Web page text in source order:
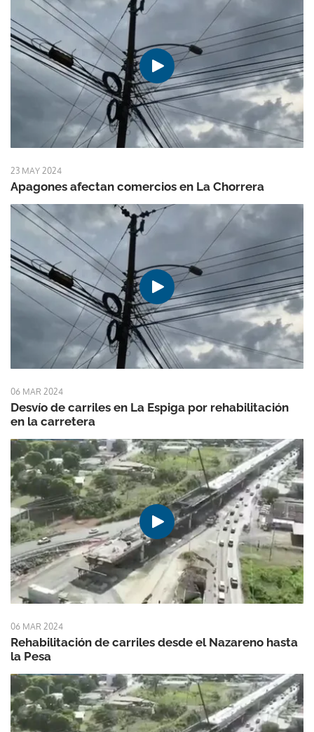
23 MAY 2024
Apagones afectan comercios en La Chorrera
06 MAR 2024
Desvío de carriles en La Espiga por rehabilitación
en la carretera
06 MAR 2024
Rehabilitación de carriles desde el Nazareno hasta
la Pesa